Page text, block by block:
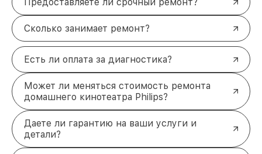
Сколько занимает ремонт?
Есть ли оплата за диагностика?
Может ли меняться стоимость ремонта
домашнего кинотеатра Philips?
Даете ли гарантию на ваши услуги и
детали?